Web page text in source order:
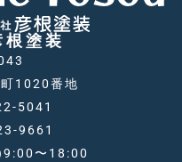
塗装
1020番地
5041
9661
〜18:00